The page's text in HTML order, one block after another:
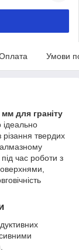
Умови
для граніту
різання твердих
алмазному
час роботи з